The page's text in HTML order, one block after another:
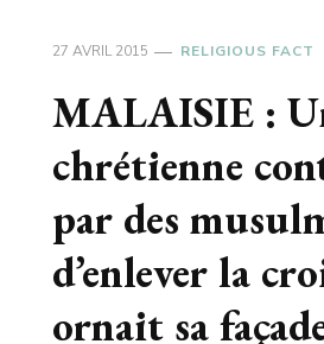
27 AVRIL 2015 RELIGIOUS FACT
MALAISIE :
chrétienne
par des
d’enlever la
ornait sa